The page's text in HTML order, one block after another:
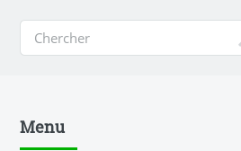
Menu